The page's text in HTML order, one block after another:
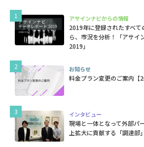
アサインナビからの情報
2019年に登録されたすべ
ら、市況を分析！「アサイ
2019」
お知らせ
料金プラン変更のご案内【
インタビュー
現場と一体となって外部パ
上拡大に貢献する「調達部